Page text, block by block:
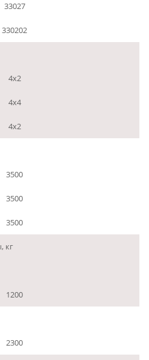
33027
330202
4х2
4х4
4х2
3500
3500
3500
кг
1200
2300